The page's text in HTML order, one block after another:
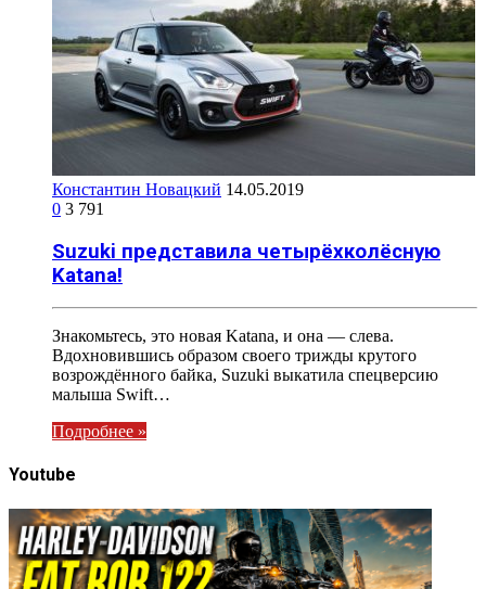
Константин Новацкий 14.05.2019
0 3 791
Suzuki представила четырёхколёсную
Katana!
Знакомьтесь, это новая Katana, и она — слева.
Вдохновившись образом своего трижды крутого
возрождённого байка, Suzuki выкатила спецверсию
малыша Swift…
Подробнее »
Youtube